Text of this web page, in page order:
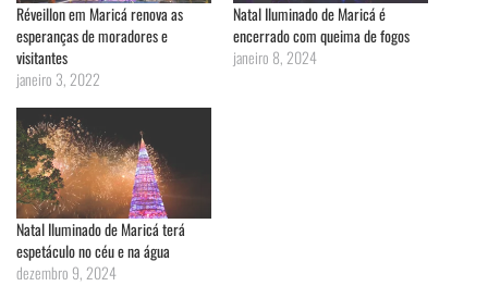
Réveillon em Maricá renova as
esperanças de moradores e
visitantes
janeiro 3, 2022
Natal Iluminado de Maricá é
encerrado com queima de fogos
janeiro 8, 2024
Natal Iluminado de Maricá terá
espetáculo no céu e na água
dezembro 9, 2024